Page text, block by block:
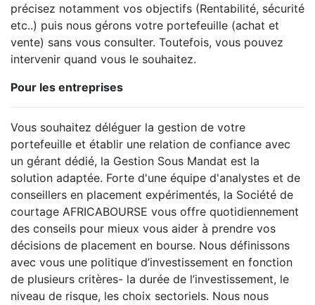
précisez notamment vos objectifs (Rentabilité, sécurité
etc..) puis nous gérons votre portefeuille (achat et
vente) sans vous consulter. Toutefois, vous pouvez
intervenir quand vous le souhaitez.
Pour les entreprises
Vous souhaitez déléguer la gestion de votre
portefeuille et établir une relation de confiance avec
un gérant dédié, la Gestion Sous Mandat est la
solution adaptée. Forte d'une équipe d'analystes et de
conseillers en placement expérimentés, la Société de
courtage AFRICABOURSE vous offre quotidiennement
des conseils pour mieux vous aider à prendre vos
décisions de placement en bourse. Nous définissons
avec vous une politique d’investissement en fonction
de plusieurs critères- la durée de l’investissement, le
niveau de risque, les choix sectoriels. Nous nous